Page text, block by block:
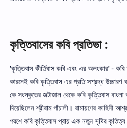
কৃত্তিবাসের কবি প্রতিভা :
'কৃত্তিবাস কীর্তিবাস কবি এবং এর অলংকার' -
কারনেই কবি কৃত্তিবাস এর প্রতি সশ্রদ্ধ উচ্চারণ
কে সংস্কৃতের জটাজাল থেকে কবি কৃত্তিবাস বাংলা
দিয়েছিলেন শ্রীরাম পাঁচালী। রামায়ণের
পরশে কবি কৃত্তিবাস প্রায় এক নতুন সৃষ্টির